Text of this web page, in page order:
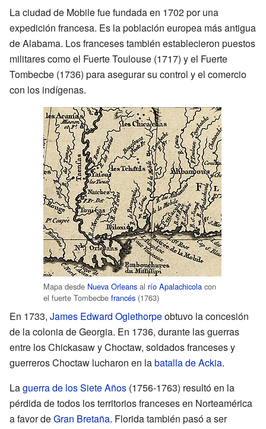
La ciudad de Mobile fue fundada en 1702 por una
expedición francesa. Es la población europea más antigua
de Alabama. Los franceses también establecieron puestos
militares como el Fuerte Toulouse (1717) y el Fuerte
Tombecbe (1736) para asegurar su control y el comercio
con los indígenas.
Mapa desde Nueva Orleans al río Apalachicola con
el fuerte Tombecbe francés (1763)
En 1733, James Edward Oglethorpeobtuvo la concesión
de la colonia de Georgia. En 1736, durante las guerras
entre los Chickasaw y Choctaw, soldados franceses y
guerreros Choctaw lucharon en labatalla de Ackia.
Laguerra de los Siete Años (1756-1763) resultó en la
pérdida de todos los territorios franceses en Norteamérica
a favor deGran Bretaña. Florida también pasó a ser